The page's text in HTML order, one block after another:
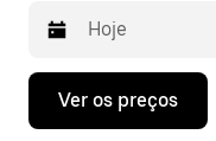
Prima
tecla
Ver os preços